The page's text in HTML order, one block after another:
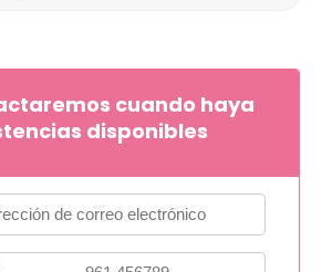
cuando haya
disponibles